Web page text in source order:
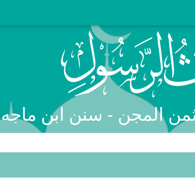
المجن - سنن ابن ماجه